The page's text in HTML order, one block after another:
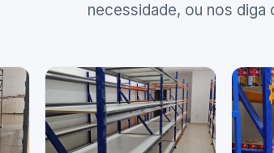
necessidade, ou nos diga